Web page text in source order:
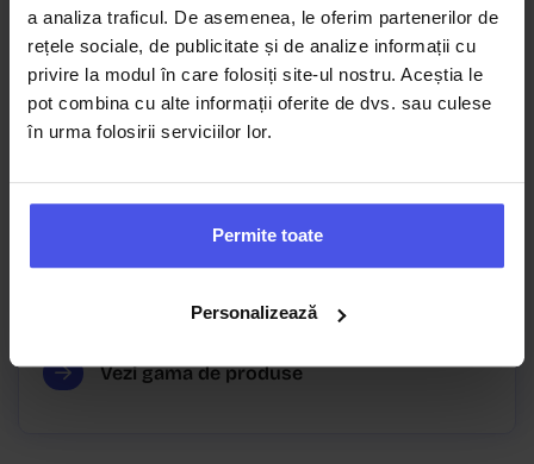
a analiza traficul. De asemenea, le oferim partenerilor de
rețele sociale, de publicitate și de analize informații cu
privire la modul în care folosiți site-ul nostru. Aceștia le
pot combina cu alte informații oferite de dvs. sau culese
în urma folosirii serviciilor lor.
Permite toate
Personalizează
Direcție
Vezi gama de produse